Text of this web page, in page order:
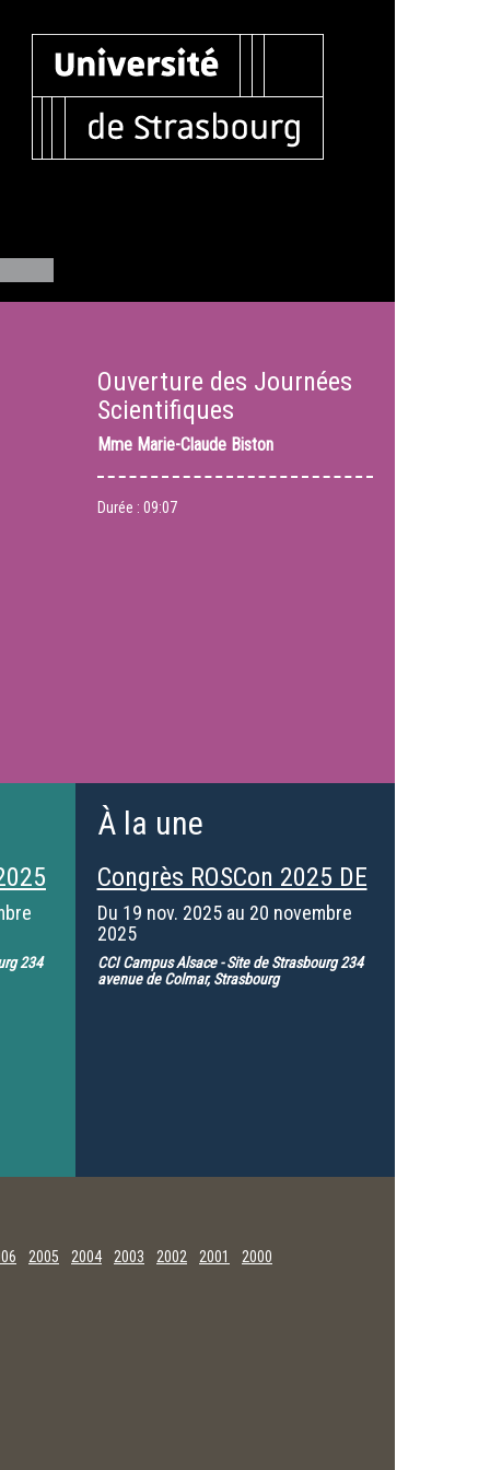
Ouverture des Journées
Scientifiques
Mme Marie-Claude Biston
Durée : 09:07
234
À la une
Congrès ROSCon 2025 DE
Du 19 nov. 2025au 20 novembre
2025
CCI Campus Alsace - Site de Strasbourg 234
avenue de Colmar, Strasbourg
2005 2004 2003 2002 2001
2000